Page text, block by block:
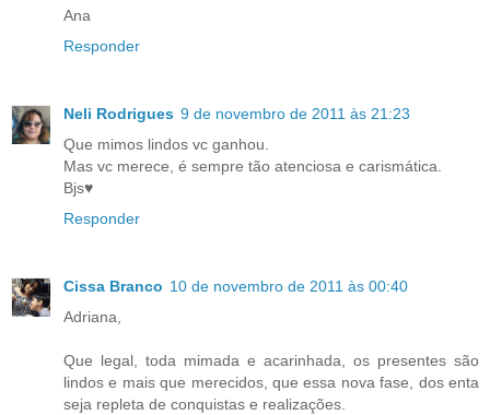
Ana
Responder
Neli Rodrigues 9 de novembro de 2011 às 21:23
Que mimos lindos vc ganhou.
Mas vc merece, é sempre tão atenciosa e carismática.
Bjs♥
Responder
Cissa Branco 10 de novembro de 2011 às 00:40
Adriana,
Que legal, toda mimada e acarinhada, os presentes são
lindos e mais que merecidos, que essa nova fase, dos enta
seja repleta de conquistas e realizações.